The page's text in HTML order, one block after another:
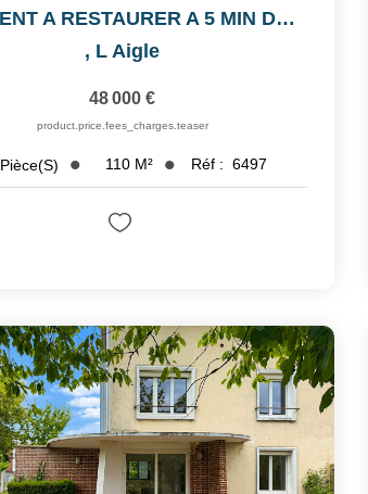
BATIMENT A RESTAURER A 5 MIN DE L'AIGLE
, L Aigle
48 000 €
product.price.fees_charges.teaser
Pièce(s) 110 M² Réf : 6497